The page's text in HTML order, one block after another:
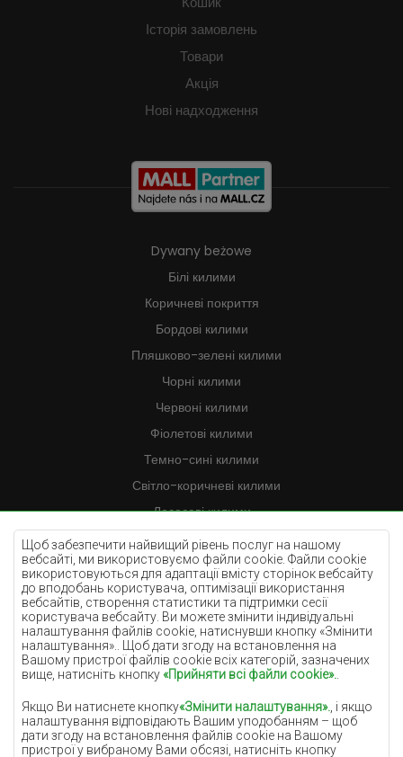
Щоб забезпечити найвищий рівень послуг на нашому
вебсайті, ми використовуємо файли cookie. Файли cookie
використовуються для адаптації вмісту сторінок вебсайту
до вподобань користувача, оптимізації використання
вебсайтів, створення статистики та підтримки сесії
користувача вебсайту. Ви можете змінити індивідуальні
налаштування файлів cookie, натиснувши кнопку «Змінити
налаштування».. Щоб дати згоду на встановлення на
Вашому пристрої файлів cookie всіх категорій, зазначених
вище, натисніть кнопку«Прийняти всі файли cookie».
Якщо Ви натиснете кнопку«Змінити налаштування». , і якщо
налаштування відповідають Вашим уподобанням – щоб
дати згоду на встановлення файлів cookie на Вашому
пристрої у вибраному Вами обсязі, натисніть кнопку
Історія замовлень
Товари
Акція
Нові надходження
Dywany beżowe
Білі килими
Коричневі покриття
Бордові килими
Пляшково-зелені килими
Чорні килими
Червоні килими
Фіолетові килими
Темно-сині килими
Світло-коричневі килими
Лососеві килими
Кремові килими
Бузкові килими
Жовті килими
М'ятні килими
Блакитні килими
Помаранчеві килими
Сірі покриття
Теракотові покриття